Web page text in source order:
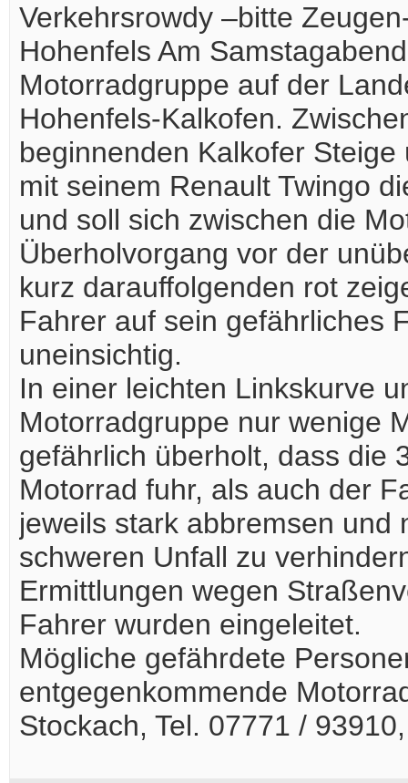
Verkehrsrowdy –bitte
Hohenfels Am
Motorradgruppe auf der
Hohenfels-Kalkofen.
beginnenden Kalkofer
mit seinem Renault Twingo
und soll sich zwischen die
Überholvorgang vor der
kurz darauffolgenden rot
Fahrer auf sein gefährliches
uneinsichtig.
In einer leichten Linkskurve
Motorradgruppe nur wenige
gefährlich überholt, dass die
Motorrad fuhr, als auch der
jeweils stark abbremsen und
schweren Unfall zu
Ermittlungen wegen
Fahrer wurden eingeleitet.
Mögliche gefährdete
entgegenkommende
Stockach, Tel. 07771 /